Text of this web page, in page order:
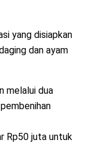
yang disiapkan
dan ayam
melalui dua
Rp50 juta untuk